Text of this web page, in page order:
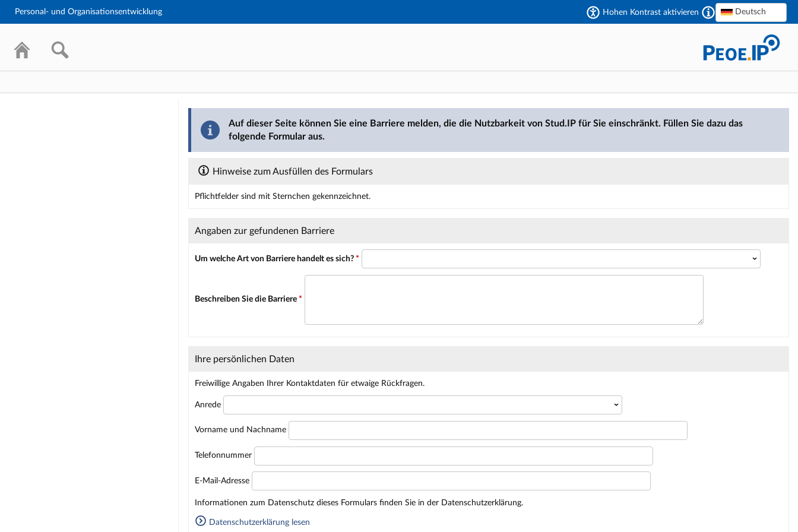
Hauptnavigation
Personal- und Organisationsentwicklung Hohen Kontrast aktivieren Deutsch
Auf dieser Seite können Sie eine Barriere melden, die die Nutzbarkeit von Stud.IP für Sie einschränkt. Füllen Sie dazu das
folgende Formular aus.
Hinweise zum Ausfüllen des Formulars
Pflichtfelder sind mit Sternchen gekennzeichnet.
Angaben zur gefundenen Barriere
Um welche Art von Barriere handelt es sich? *
Beschreiben Sie die Barriere *
Ihre persönlichen Daten
Freiwillige Angaben Ihrer Kontaktdaten für etwaige Rückfragen.
Anrede
Vorname und Nachname
Telefonnummer
E-Mail-Adresse
Homepage
Informationen zum Datenschutz dieses Formulars finden Sie in der Datenschutzerklärung.
Datenschutzerklärung lesen